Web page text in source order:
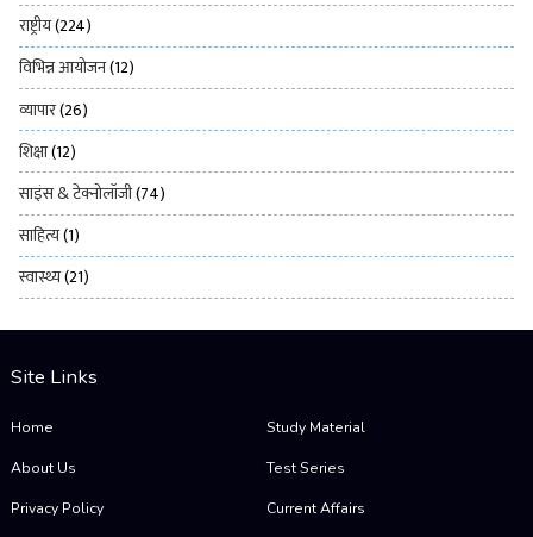
राष्ट्रीय(224)
विभिन्न आयोजन(12)
व्यापार(26)
शिक्षा(12)
साइंस & टेक्नोलॉजी(74)
साहित्य(1)
स्वास्थ्य(21)
Site Links
Home
About Us
Privacy Policy
Study Material
Test Series
Current Affairs